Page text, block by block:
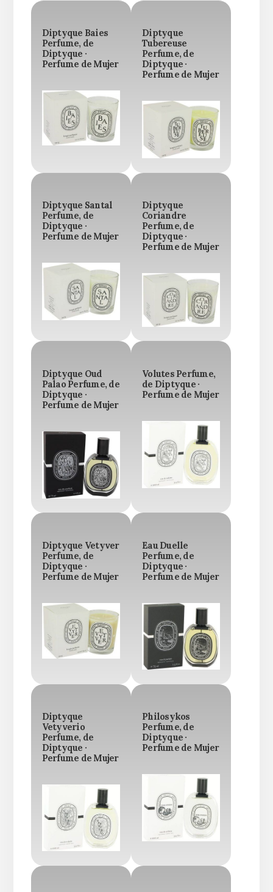
Diptyque Baies
Perfume, de
Diptyque ·
Perfume de Mujer
Diptyque
Tubereuse
Perfume, de
Diptyque ·
Perfume de Mujer
Diptyque Santal
Perfume, de
Diptyque ·
Perfume de Mujer
Diptyque
Coriandre
Perfume, de
Diptyque ·
Perfume de Mujer
Diptyque Oud
Palao Perfume, de
Diptyque ·
Perfume de Mujer
Volutes Perfume,
de Diptyque ·
Perfume de Mujer
Diptyque Vetyver
Perfume, de
Diptyque ·
Perfume de Mujer
Eau Duelle
Perfume, de
Diptyque ·
Perfume de Mujer
Diptyque
Vetyverio
Perfume, de
Diptyque ·
Perfume de Mujer
Philosykos
Perfume, de
Diptyque ·
Perfume de Mujer